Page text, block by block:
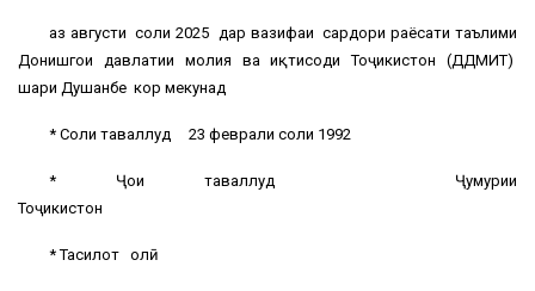
аз августи соли 2025 дар вазифаи сардори раёсати таълими
Донишгоҳи давлатии молия ва иқтисоди Тоҷикистон (ДДМИТ)
шаҳри Душанбе кор мекунад
* Соли таваллуд 23 феврали соли 1992
* Ҷои таваллуд Ҷумҳурии
Тоҷикистон
* Таҳсилот олӣ